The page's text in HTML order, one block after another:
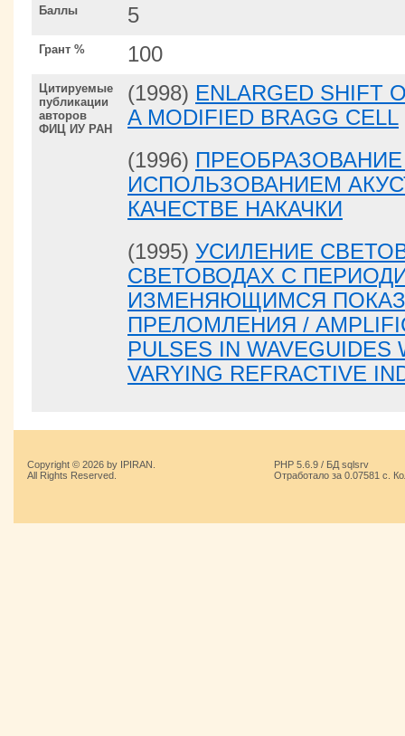
Баллы 5
Грант % 100
Цитируемые
публикации
авторов
ФИЦ ИУ РАН
(1998) ENLARGED SHIFT
A MODIFIED BRAGG CELL
(1996)
ИСПОЛЬЗОВАНИЕМ
КАЧЕСТВЕ НАКАЧКИ
(1995) УСИЛЕНИЕ
СВЕТОВОДАХ С
ИЗМЕНЯЮЩИМСЯ
ПРЕЛОМЛЕНИЯ /
PULSES IN WAVEGUIDES
VARYING REFRACTIVE
Copyright © 2026 by IPIRAN.
All Rights Reserved.
PHP 5.6.9 / БД sqlsrv
Отработало за 0.07581 с.